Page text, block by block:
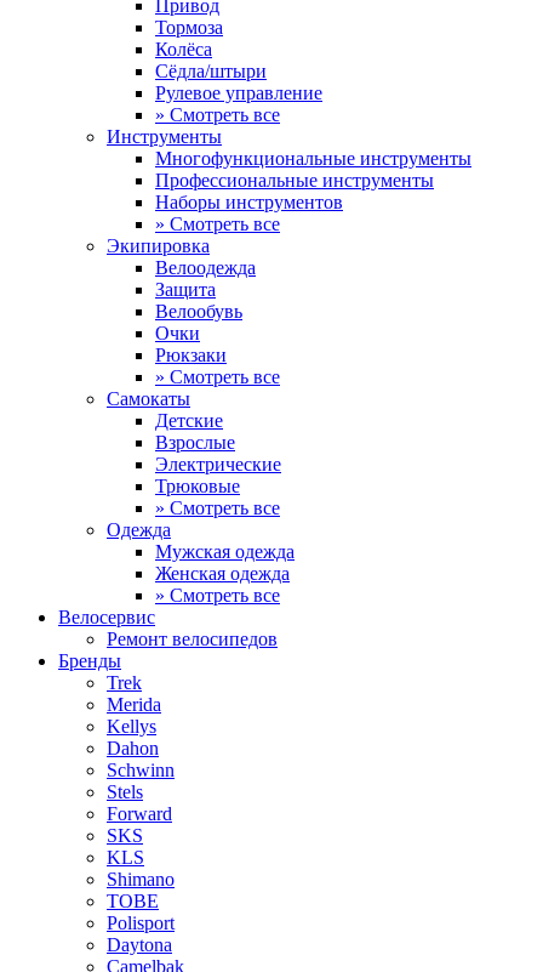
Привод
Тормоза
Колёса
Сёдла/штыри
Рулевое управление
» Смотреть все
Инструменты
Многофункциональные инструменты
Профессиональные инструменты
Наборы инструментов
» Смотреть все
Экипировка
Велоодежда
Защита
Велообувь
Очки
Рюкзаки
» Смотреть все
Самокаты
Детские
Взрослые
Электрические
Трюковые
» Смотреть все
Одежда
Мужская одежда
Женская одежда
» Смотреть все
Велосервис
Ремонт велосипедов
Бренды
Trek
Merida
Kellys
Dahon
Schwinn
Stels
Forward
SKS
KLS
Shimano
TOBE
Polisport
Daytona
Camelbak